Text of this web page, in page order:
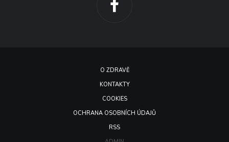
O ZDRAVĚ
KONTAKTY
COOKIES
OCHRANA OSOBNÍCH ÚDAJŮ
RSS